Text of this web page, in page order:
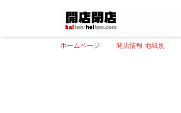
ホームページ 開店情報-地域別